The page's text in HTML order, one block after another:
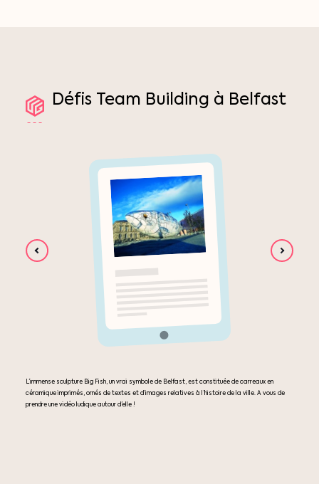
Défis Team Building à Belfast
L’immense sculpture Big Fish, un vrai symbole de Belfast, est constituée de carreaux en
céramique imprimés, ornés de textes et d’images relatives à l’histoire de la ville. A vous de
prendre une vidéo ludique autour d’elle !